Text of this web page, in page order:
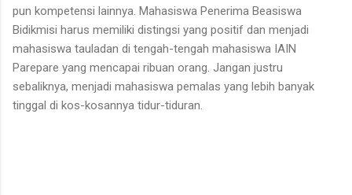
pun kompetensi lainnya. Mahasiswa Penerima Beasiswa
Bidikmisi harus memiliki distingsi yang positif dan menjadi
mahasiswa tauladan di tengah-tengah mahasiswa IAIN
Parepare yang mencapai ribuan orang. Jangan justru
sebaliknya, menjadi mahasiswa pemalas yang lebih banyak
tinggal di kos-kosannya tidur-tiduran.